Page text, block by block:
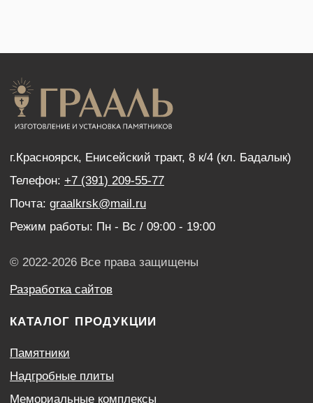
Мемориальные комплексы
Ограды
Колумбарии
Декор для памятников
УСЛУГИ
Благоустройство могил
Нанесение портретов
Наши работы
Акции
Политика конфиденциальности
данных